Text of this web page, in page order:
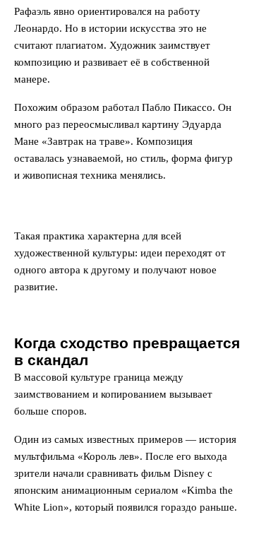
Рафаэль явно ориентировался на работу
Леонардо. Но в истории искусства это не
считают плагиатом. Художник заимствует
композицию и развивает её в собственной
манере.
Похожим образом работал Пабло Пикассо. Он
много раз переосмысливал картину Эдуарда
Мане «Завтрак на траве». Композиция
оставалась узнаваемой, но стиль, форма фигур
и живописная техника менялись.
Такая практика характерна для всей
художественной культуры: идеи переходят от
одного автора к другому и получают новое
развитие.
Когда сходство превращается
в скандал
В массовой культуре граница между
заимствованием и копированием вызывает
больше споров.
Один из самых известных примеров — история
мультфильма «Король лев». После его выхода
зрители начали сравнивать фильм Disney с
японским анимационным сериалом «Kimba the
White Lion», который появился гораздо раньше.